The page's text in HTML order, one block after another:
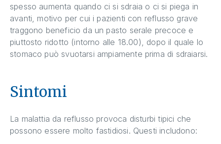
spesso aumenta quando ci si sdraia o ci si piega in
avanti, motivo per cui i pazienti con reflusso grave
traggono beneficio da un pasto serale precoce e
piuttosto ridotto (intorno alle 18.00), dopo il quale lo
stomaco può svuotarsi ampiamente prima di sdraiarsi.
Sintomi
La malattia da reflusso provoca disturbi tipici che
possono essere molto fastidiosi. Questi includono: